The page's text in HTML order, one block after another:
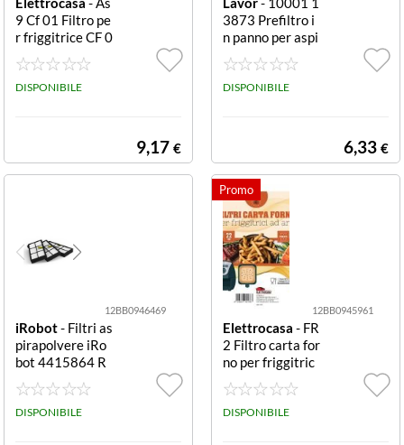
9 Cf 01 Filtro pe
r friggitrice CF 0
1
DISPONIBILE
9,17 €
3873 Prefiltro i
n panno per aspi
rapolvere Ashle
y 4.0 Prefiltro in
panno
DISPONIBILE
6,33 €
12BB0946469
iRobot- Filtri as
pirapolvere iRo
bot 4415864 R
OOMBA
DISPONIBILE
12BB0945961
Elettrocasa - FR
2 Filtro carta for
no per friggitric
e universale Car
ta Forno
DISPONIBILE